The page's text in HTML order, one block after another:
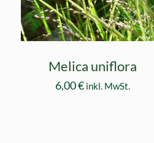
Melica uniflora
6,00€ inkl. MwSt.